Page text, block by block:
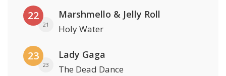
22
21
Marshmello & Jelly Roll
Holy Water
23
23
Lady Gaga
The Dead Dance